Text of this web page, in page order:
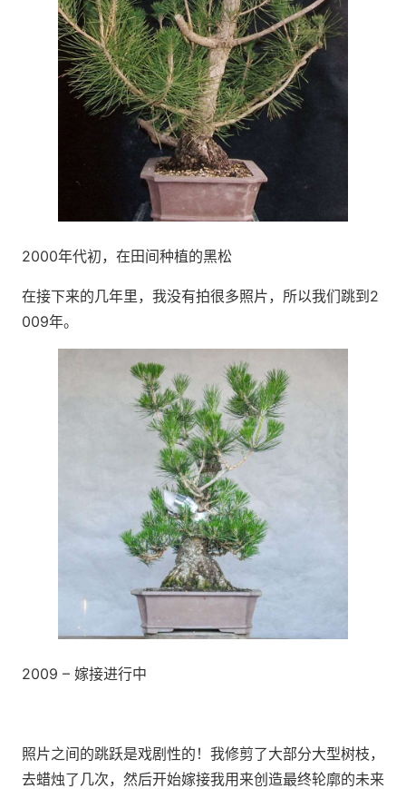
2000年代初，在田间种植的黑松
在接下来的几年里，我没有拍很多照片，所以我们跳到2
009年。
2009 – 嫁接进行中
照片之间的跳跃是戏剧性的！我修剪了大部分大型树枝，
去蜡烛了几次，然后开始嫁接我用来创造最终轮廓的未来